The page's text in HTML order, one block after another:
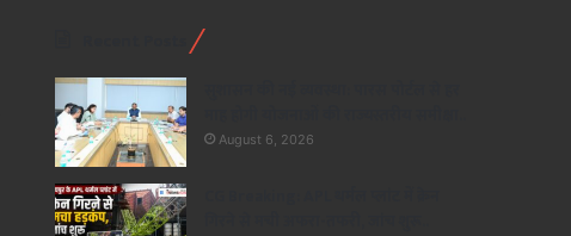
August 6, 2026